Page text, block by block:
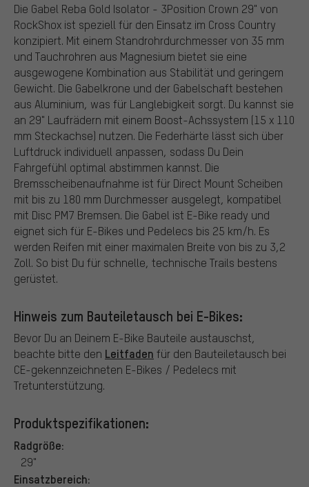
Die Gabel Reba Gold Isolator - 3Position Crown 29" von
RockShox ist speziell für den Einsatz im Cross Country
konzipiert. Mit einem Standrohrdurchmesser von 35 mm
und Tauchrohren aus Magnesium bietet sie eine
ausgewogene Kombination aus Stabilität und geringem
Gewicht. Die Gabelkrone und der Gabelschaft bestehen
aus Aluminium, was für Langlebigkeit sorgt. Du kannst sie
an 29" Laufrädern mit einem Boost-Achssystem (15 x 110
mm Steckachse) nutzen. Die Federhärte lässt sich über
Luftdruck individuell anpassen, sodass Du Dein
Fahrgefühl optimal abstimmen kannst. Die
Bremsscheibenaufnahme ist für Direct Mount Scheiben
mit bis zu 180 mm Durchmesser ausgelegt, kompatibel
mit Disc PM7 Bremsen. Die Gabel ist E-Bike ready und
eignet sich für E-Bikes und Pedelecs bis 25 km/h. Es
werden Reifen mit einer maximalen Breite von bis zu 3,2
Zoll. So bist Du für schnelle, technische Trails bestens
gerüstet.
Hinweis zum Bauteiletausch bei E-Bikes:
Bevor Du an Deinem E-Bike Bauteile austauschst,
beachte bitte den Leitfaden für den Bauteiletausch bei
CE-gekennzeichneten E-Bikes / Pedelecs mit
Tretunterstützung.
Produktspezifikationen:
Radgröße:
29"
Einsatzbereich: